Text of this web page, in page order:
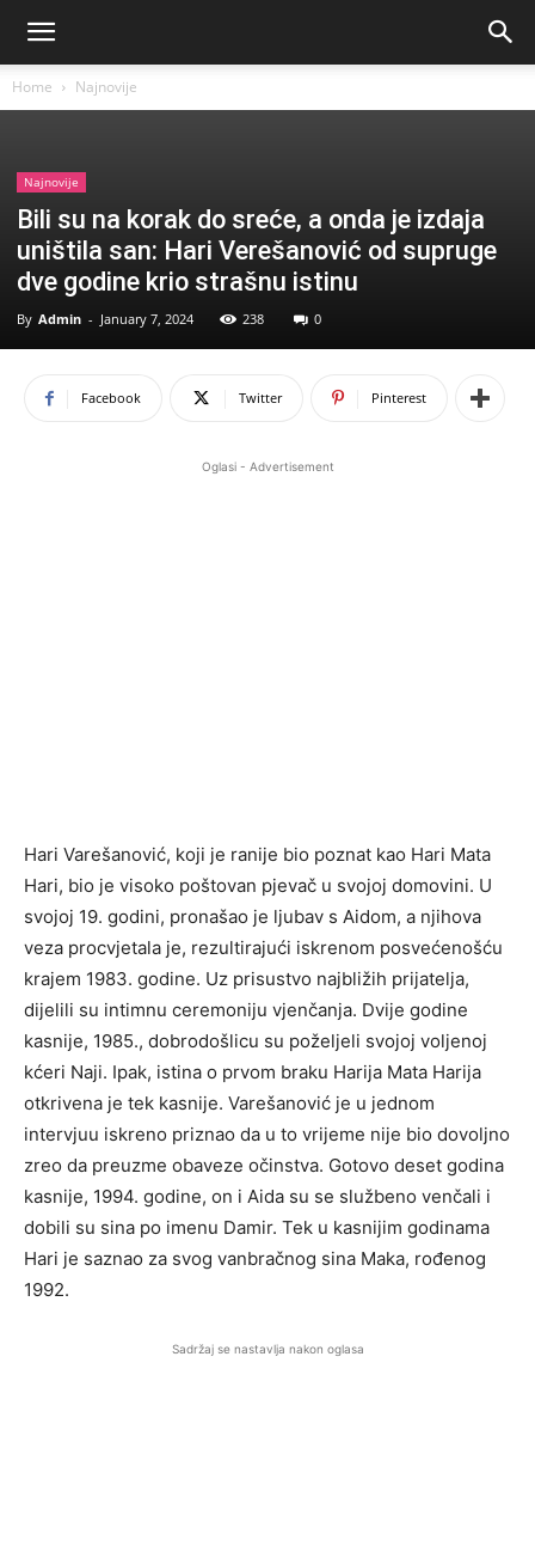
Home Najnovije
Najnovije
Bili su na korak do sreće, a onda je izdaja
uništila san: Hari Verešanović od supruge
dve godine krio strašnu istinu
By Admin - January 7, 2024 238 0
Facebook Twitter Pinterest
Oglasi - Advertisement
Hari Varešanović, koji je ranije bio poznat kao Hari Mata
Hari, bio je visoko poštovan pjevač u svojoj domovini. U
svojoj 19. godini, pronašao je ljubav s Aidom, a njihova
veza procvjetala je, rezultirajući iskrenom posvećenošću
krajem 1983. godine. Uz prisustvo najbližih prijatelja,
dijelili su intimnu ceremoniju vjenčanja. Dvije godine
kasnije, 1985., dobrodošlicu su poželjeli svojoj voljenoj
kćeri Naji. Ipak, istina o prvom braku Harija Mata Harija
otkrivena je tek kasnije. Varešanović je u jednom
intervjuu iskreno priznao da u to vrijeme nije bio dovoljno
zreo da preuzme obaveze očinstva. Gotovo deset godina
kasnije, 1994. godine, on i Aida su se službeno venčali i
dobili su sina po imenu Damir. Tek u kasnijim godinama
Hari je saznao za svog vanbračnog sina Maka, rođenog
1992.
Sadržaj se nastavlja nakon oglasa